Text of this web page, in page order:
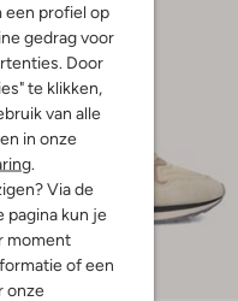
een profiel op
gedrag voor
Door
te klikken,
van alle
in onze
.
Via de
pagina kun je
moment
of een
onze